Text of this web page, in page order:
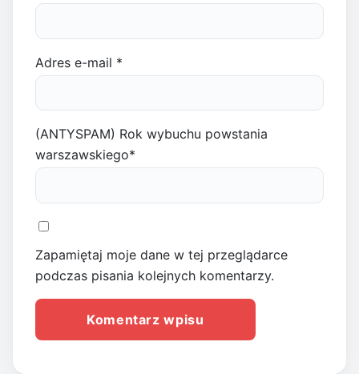
Adres e-mail *
(ANTYSPAM) Rok wybuchu powstania
warszawskiego*
Zapamiętaj moje dane w tej przeglądarce
podczas pisania kolejnych komentarzy.